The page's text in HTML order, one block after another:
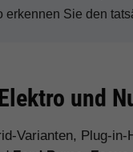
Sie den
und
Varianten, Plug-